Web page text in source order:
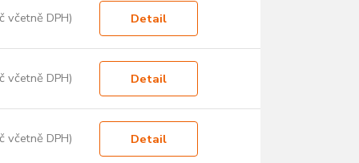
včetně DPH) Detail
včetně DPH) Detail
včetně DPH) Detail